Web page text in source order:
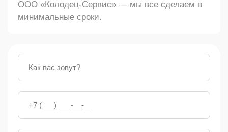
ООО «Колодец-Сервис» — мы все сделаем в
минимальные сроки.